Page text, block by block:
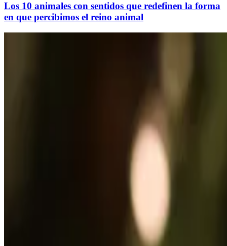
Los 10 animales con sentidos que redefinen la forma
en que percibimos el reino animal